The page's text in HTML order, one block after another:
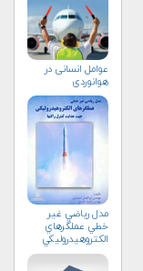
عوامل انسانی در
هوانوردی
مدل رياضي غير
خطي عملگرهاي
الكتروهيدروليكي
جهت هدايت كنترل